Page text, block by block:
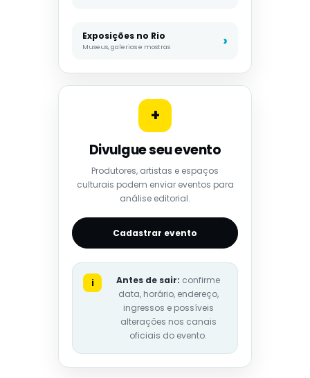
Exposições no Rio
Museus, galerias e mostras
+
Divulgue seu evento
Produtores, artistas e espaços
culturais podem enviar eventos para
análise editorial.
Cadastrar evento
i Antes de sair: confirme
data, horário, endereço,
ingressos e possíveis
alterações nos canais
oficiais do evento.